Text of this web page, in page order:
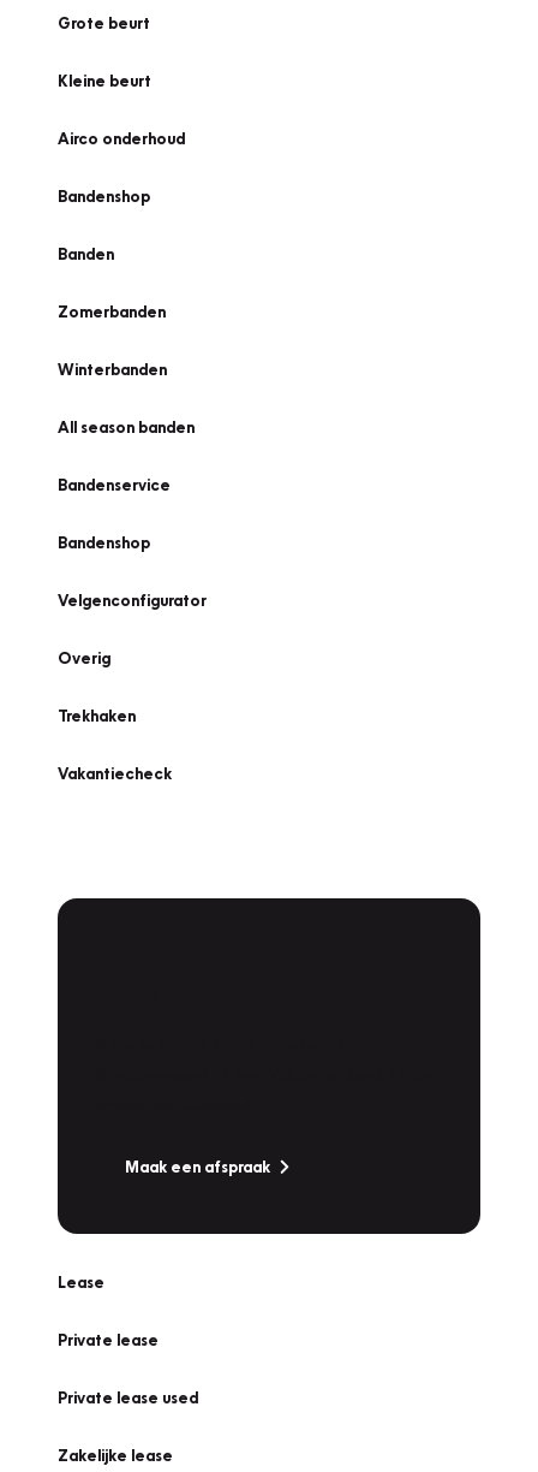
Grote beurt
Kleine beurt
Airco onderhoud
Bandenshop
Banden
Zomerbanden
Winterbanden
All season banden
Bandenservice
Bandenshop
Velgenconfigurator
Overig
Trekhaken
Vakantiecheck
Maak een afspraak
Lease
Private lease
Private lease used
Zakelijke lease